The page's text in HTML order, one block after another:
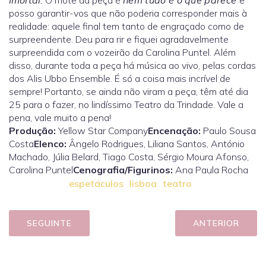
posso garantir-vos que não poderia corresponder mais à
realidade: aquele final tem tanto de engraçado como de
surpreendente. Deu para rir e fiquei agradavelmente
surpreendida com o vozeirão da Carolina Puntel. Além
disso, durante toda a peça há música ao vivo, pelas cordas
dos Alis Ubbo Ensemble. É só a coisa mais incrível de
sempre! Portanto, se ainda não viram a peça, têm até dia
25 para o fazer, no lindíssimo Teatro da Trindade. Vale a
pena, vale muito a pena!
Produção: Yellow Star CompanyEncenação: Paulo Sousa
CostaElenco: Ângelo Rodrigues, Liliana Santos, António
Machado, Júlia Belard, Tiago Costa, Sérgio Moura Afonso,
Carolina PuntelCenografia/Figurinos: Ana Paula Rocha
espetáculos lisboa teatro
SEGUINTE ANTERIOR